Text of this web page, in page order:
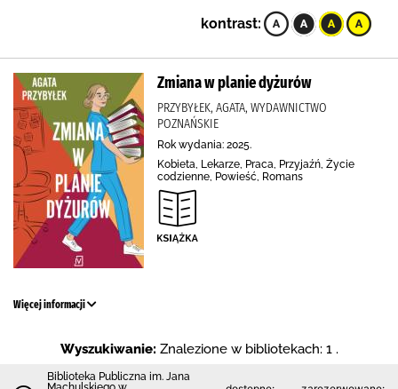
kontrast:
Zmiana w planie dyżurów
PRZYBYŁEK, AGATA, WYDAWNICTWO
POZNAŃSKIE
Rok wydania: 2025.
Kobieta, Lekarze, Praca, Przyjaźń, Życie
codzienne, Powieść, Romans
Więcej informacji
Wyszukiwanie: Znalezione w bibliotekach: 1 .
Biblioteka Publiczna im. Jana